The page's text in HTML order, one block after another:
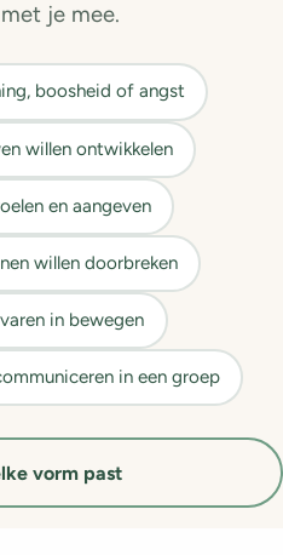
je mee.
boosheid of angst
willen ontwikkelen
en aangeven
willen doorbreken
in bewegen
in een groep
vorm past